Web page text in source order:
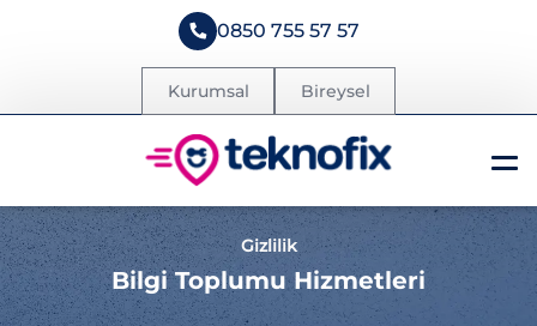
0850 755 57 57
Kurumsal Bireysel
Gizlilik
Bilgi Toplumu Hizmetleri